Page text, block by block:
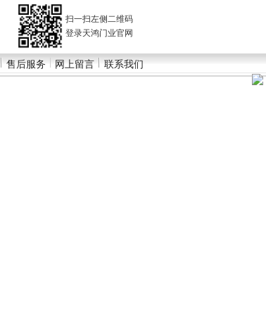
扫一扫左侧二维码
登录天鸿门业官网
售后服务 网上留言 联系我们